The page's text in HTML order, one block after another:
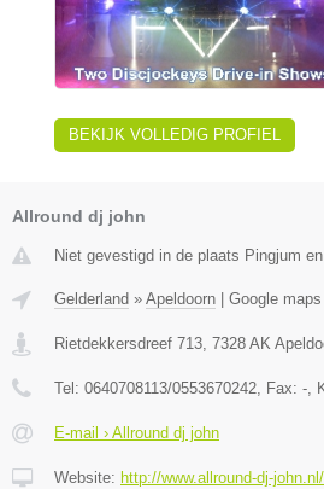
BEKIJK VOLLEDIG PROFIEL
Allround dj john
Niet gevestigd in de plaats Pingjum
Gelderland » Apeldoorn Google maps
Rietdekkersdreef 713, 7328 AK
Tel: 0640708113/0553670242, Fax: -,
E-mail › Allround dj john
Website: http://www.allround-dj-john.nl/